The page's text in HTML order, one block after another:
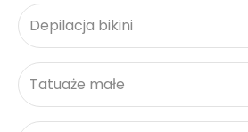
Depilacja bikini
Tatuaże małe